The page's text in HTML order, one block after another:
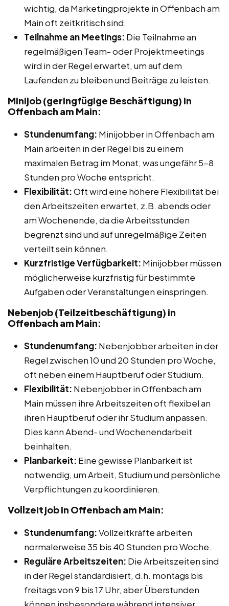
wichtig, da Marketingprojekte in Offenbach am
Main oft zeitkritisch sind.
Teilnahme an Meetings: Die Teilnahme an
regelmäßigen Team- oder Projektmeetings
wird in der Regel erwartet, um auf dem
Laufenden zu bleiben und Beiträge zu leisten.
Minijob (geringfügige Beschäftigung) in
Offenbach am Main:
Stundenumfang: Minijobber in Offenbach am
Main arbeiten in der Regel bis zu einem
maximalen Betrag im Monat, was ungefähr 5-8
Stunden pro Woche entspricht.
Flexibilität:Oft wird eine höhere Flexibilität bei
den Arbeitszeiten erwartet, z.B. abends oder
am Wochenende, da die Arbeitsstunden
begrenzt sind und auf unregelmäßige Zeiten
verteilt sein können.
Kurzfristige Verfügbarkeit: Minijobber müssen
möglicherweise kurzfristig für bestimmte
Aufgaben oder Veranstaltungen einspringen.
Nebenjob (Teilzeitbeschäftigung) in
Offenbach am Main:
Stundenumfang: Nebenjobber arbeiten in der
Regel zwischen 10 und 20 Stunden pro Woche,
oft neben einem Hauptberuf oder Studium.
Flexibilität: Nebenjobber in Offenbach am
Main müssen ihre Arbeitszeiten oft flexibel an
ihren Hauptberuf oder ihr Studium anpassen.
Dies kann Abend- und Wochenendarbeit
beinhalten.
Planbarkeit: Eine gewisse Planbarkeit ist
notwendig, um Arbeit, Studium und persönliche
Verpflichtungen zu koordinieren.
Vollzeitjob in Offenbach am Main:
Stundenumfang:Vollzeitkräfte arbeiten
normalerweise 35 bis 40 Stunden pro Woche.
Reguläre Arbeitszeiten: Die Arbeitszeiten sind
in der Regel standardisiert, d.h. montags bis
freitags von 9 bis 17 Uhr, aber Überstunden